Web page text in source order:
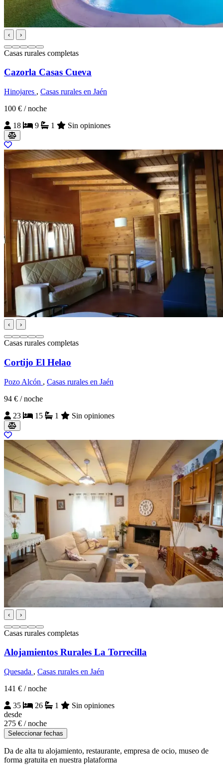
‹ ›
Casas rurales completas
Cazorla Casas Cueva
Hinojares , Casas rurales en Jaén
100 € / noche
18
9 1 Sin opiniones
‹ ›
Casas rurales completas
Cortijo El Helao
Pozo Alcón , Casas rurales en Jaén
94 € / noche
23
15 1 Sin opiniones
‹ ›
Casas rurales completas
Alojamientos Rurales La Torrecilla
Quesada , Casas rurales en Jaén
141 € / noche
35
26 1
Sin opiniones
desde
275 € / noche
Seleccionar fechas
Da de alta tu alojamiento, restaurante, empresa de ocio, museo de
forma gratuita en nuestra plataforma